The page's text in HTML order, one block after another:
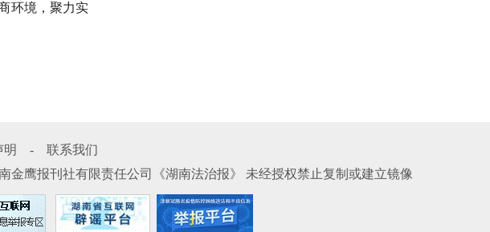
环境，聚力实
明 -
联系我们
金鹰报刊社有限责任公司《湖南法治报》 未经授权禁止复制或建立镜像